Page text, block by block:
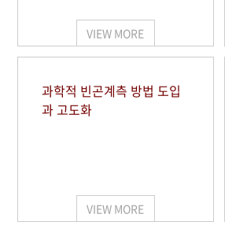
VIEW MORE
과학적 빈곤계측 방법 도입
과 고도화
VIEW MORE